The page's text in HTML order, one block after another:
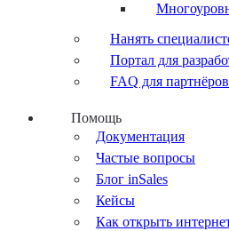
Нанять
Портал для
FAQ для партнёров
Помощь
Документация
Частые вопросы
Блог inSales
Кейсы
Как открыть